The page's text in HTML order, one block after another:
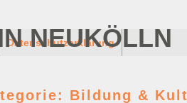
NEUKÖLLN
Datenschutzerklärung
Bildung &